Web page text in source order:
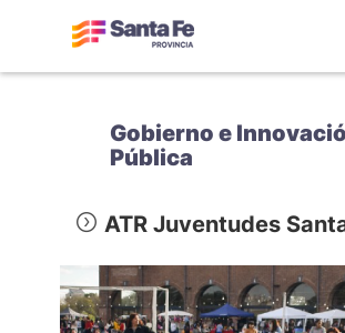
Gobierno e
Pública
ATR Juventudes